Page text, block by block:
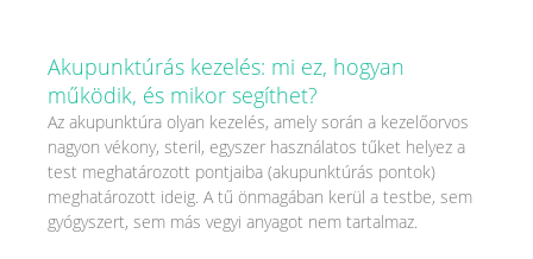
Akupunktúrás kezelés: mi ez, hogyan
működik, és mikor segíthet?
Az akupunktúra olyan kezelés, amely során a kezelőorvos
nagyon vékony, steril, egyszer használatos tűket helyez a
test meghatározott pontjaiba (akupunktúrás pontok)
meghatározott ideig. A tű önmagában kerül a testbe, sem
gyógyszert, sem más vegyi anyagot nem tartalmaz.